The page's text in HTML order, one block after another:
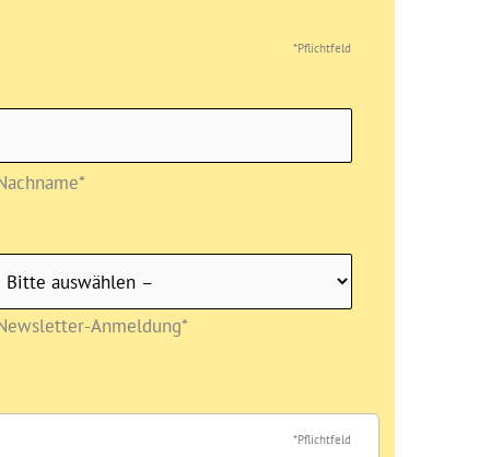
*Pflichtfeld
Anmeldung*
*Pflichtfeld